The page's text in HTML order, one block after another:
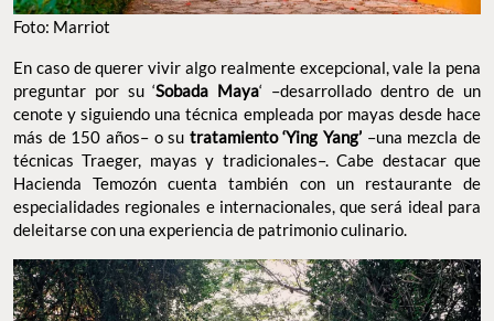
Foto: Marriot
En caso de querer vivir algo realmente excepcional, vale la pena
preguntar por su ‘Sobada Maya‘ –desarrollado dentro de un
cenote y siguiendo una técnica empleada por mayas desde hace
más de 150 años– o su tratamiento ‘Ying Yang’ –una mezcla de
técnicas Traeger, mayas y tradicionales–. Cabe destacar que
Hacienda Temozón cuenta también con un restaurante de
especialidades regionales e internacionales, que será ideal para
deleitarse con una experiencia de patrimonio culinario.